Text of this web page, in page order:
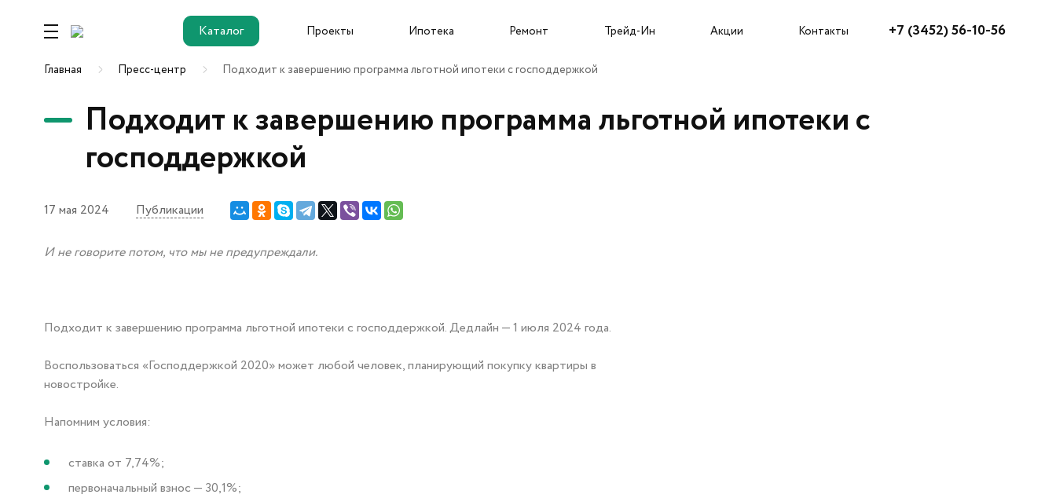
Каталог Проекты Ипотека Ремонт Трейд-Ин Акции Контакты +7 (3452) 56-10-56
Каталог Собственникам и новоселам Агентам
Ремонт от
застройщика
Трейд-Ин
Новостройки
ЖК Этика
ОК Salut (Салют)
О застройщике
Подрядчикам
Документация
Ход строительства
Контакты PR-службы
Главная Пресс-центр Подходит к завершению программа льготной ипотеки с господдержкой
Подходит к завершению программа льготной ипотеки с
господдержкой
17 мая 2024 Публикации
И не говорите потом, что мы не предупреждали.
Подходит к завершению программа льготной ипотеки с господдержкой. Дедлайн — 1 июля 2024 года.
Воспользоваться «Господдержкой 2020» может любой человек, планирующий покупку квартиры в
новостройке.
Напомним условия:
ставка от 7,74%;
первоначальный взнос — 30,1%;